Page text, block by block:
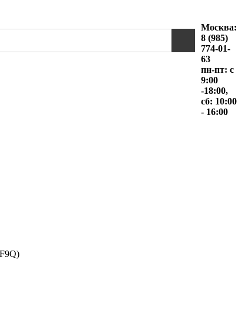
Москва:
8 (985)
774-01-
63
пн-пт: с
9:00
-18:00,
сб: 10:00
- 16:00